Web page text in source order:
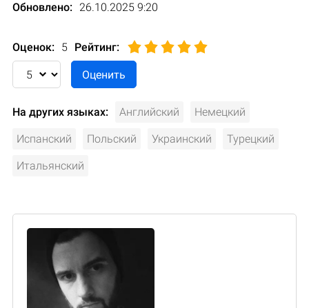
Обновлено: 26.10.2025 9:20
Оценок: 5 Рейтинг:
На других языках: Английский Немецкий
Испанский Польский Украинский Турецкий
Итальянский